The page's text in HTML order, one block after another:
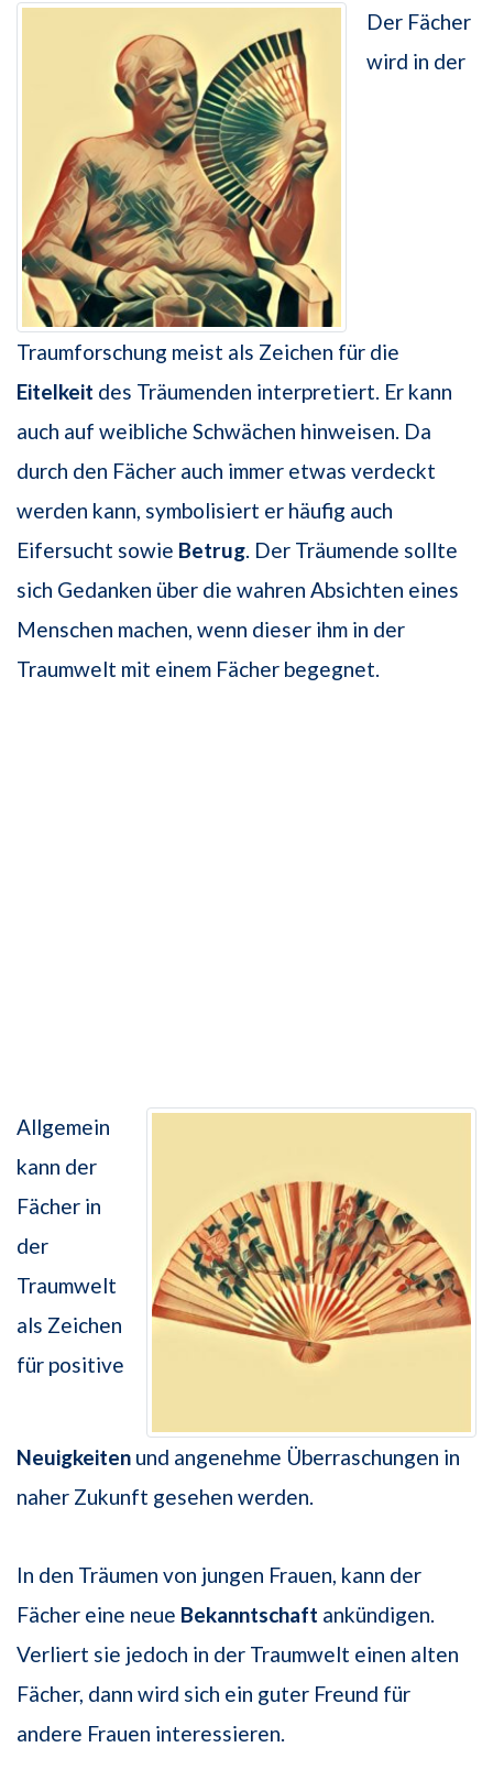
Der Fächer
wird in der
Traumforschung meist als Zeichen für die
Eitelkeit des Träumenden interpretiert. Er kann
auch auf weibliche Schwächen hinweisen. Da
durch den Fächer auch immer etwas verdeckt
werden kann, symbolisiert er häufig auch
Eifersucht sowie Betrug. Der Träumende sollte
sich Gedanken über die wahren Absichten eines
Menschen machen, wenn dieser ihm in der
Traumwelt mit einem Fächer begegnet.
Allgemein
kann der
Fächer in
der
Traumwelt
als Zeichen
für positive
Neuigkeiten und angenehme Überraschungen in
naher Zukunft gesehen werden.
In den Träumen von jungen Frauen, kann der
Fächer eine neue Bekanntschaft ankündigen.
Verliert sie jedoch in der Traumwelt einen alten
Fächer, dann wird sich ein guter Freund für
andere Frauen interessieren.